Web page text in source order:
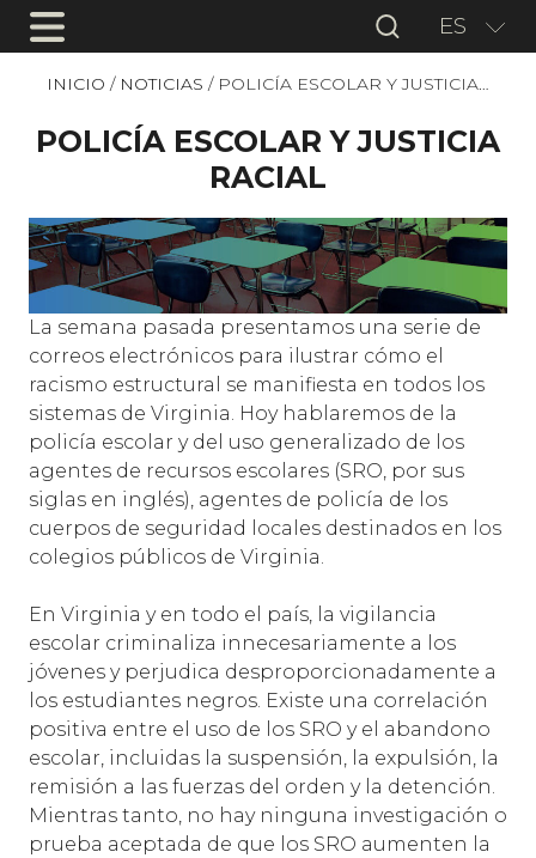
ES
INICIO / NOTICIAS / POLICÍA ESCOLAR Y JUSTICIA…
POLICÍA ESCOLAR Y JUSTICIA
RACIAL
La semana pasada presentamos una serie de
correos electrónicos para ilustrar cómo el
racismo estructural se manifiesta en todos los
sistemas de Virginia. Hoy hablaremos de la
policía escolar y del uso generalizado de los
agentes de recursos escolares (SRO, por sus
siglas en inglés), agentes de policía de los
cuerpos de seguridad locales destinados en los
colegios públicos de Virginia.
En Virginia y en todo el país, la vigilancia
escolar criminaliza innecesariamente a los
jóvenes y perjudica desproporcionadamente a
los estudiantes negros. Existe una correlación
positiva entre el uso de los SRO y el abandono
escolar, incluidas la suspensión, la expulsión, la
remisión a las fuerzas del orden y la detención.
Mientras tanto, no hay ninguna investigación o
prueba aceptada de que los SRO aumenten la